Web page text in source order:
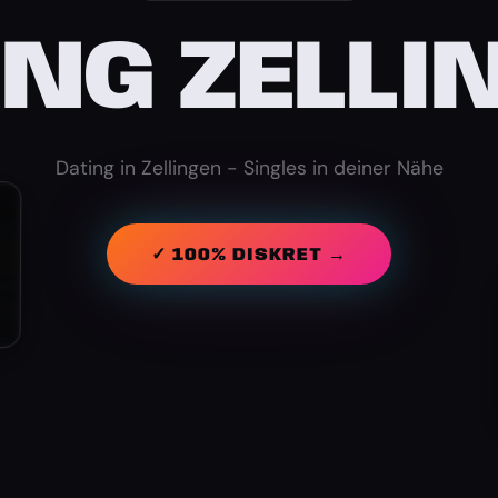
Dating in Zellingen - Singles in deiner Nähe
✓ 100% DISKRET →